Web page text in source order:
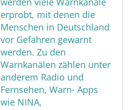
erprobt, mit denen die
Menschen in Deutschland
vor Gefahren gewarnt
werden. Zu den
Warnkanälen zählen unter
anderem Radio und
Fernsehen, Warn- Apps
wie NINA,